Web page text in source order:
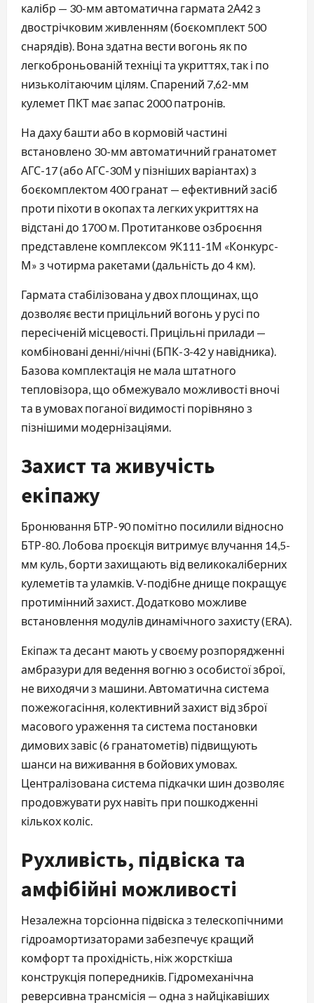
калібр — 30-мм автоматична гармата 2А42 з
двострічковим живленням (боєкомплект 500
снарядів). Вона здатна вести вогонь як по
легкоброньованій техніці та укриттях, так і по
низьколітаючим цілям. Спарений 7,62-мм
кулемет ПКТ має запас 2000 патронів.
На даху башти або в кормовій частині
встановлено 30-мм автоматичний гранатомет
АГС-17 (або АГС-30М у пізніших варіантах) з
боєкомплектом 400 гранат — ефективний засіб
проти піхоти в окопах та легких укриттях на
відстані до 1700 м. Протитанкове озброєння
представлене комплексом 9К111-1М «Конкурс-
М» з чотирма ракетами (дальність до 4 км).
Гармата стабілізована у двох площинах, що
дозволяє вести прицільний вогонь у русі по
пересіченій місцевості. Прицільні прилади —
комбіновані денні/нічні (БПК-3-42 у навідника).
Базова комплектація не мала штатного
тепловізора, що обмежувало можливості вночі
та в умовах поганої видимості порівняно з
пізнішими модернізаціями.
Захист та живучість
екіпажу
Бронювання БТР-90 помітно посилили відносно
БТР-80. Лобова проєкція витримує влучання 14,5-
мм куль, борти захищають від великокаліберних
кулеметів та уламків. V-подібне днище покращує
протимінний захист. Додатково можливе
встановлення модулів динамічного захисту (ERA).
Екіпаж та десант мають у своєму розпорядженні
амбразури для ведення вогню з особистої зброї,
не виходячи з машини. Автоматична система
пожежогасіння, колективний захист від зброї
масового ураження та система постановки
димових завіс (6 гранатометів) підвищують
шанси на виживання в бойових умовах.
Централізована система підкачки шин дозволяє
продовжувати рух навіть при пошкодженні
кількох коліс.
Рухливість, підвіска та
амфібійні можливості
Незалежна торсіонна підвіска з телескопічними
гідроамортизаторами забезпечує кращий
комфорт та прохідність, ніж жорсткіша
конструкція попередників. Гідромеханічна
реверсивна трансмісія — одна з найцікавіших